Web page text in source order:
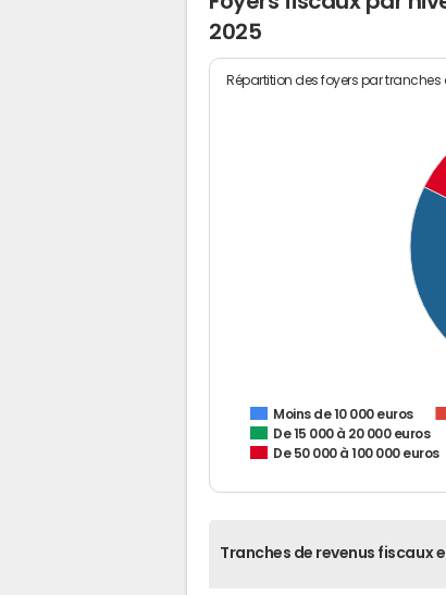
2025
Répartition des foyers par tranches
Moins de 10 000 euros
De 15 000 à 20 000 euros
De 50 000 à 100 000 euros
Tranches de revenus fiscaux